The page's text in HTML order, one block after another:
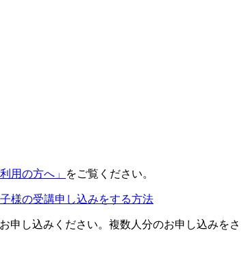
用の方へ」 をご覧ください。
様の受講申し込みをする方法
申し込みください。複数人分のお申し込みをさ